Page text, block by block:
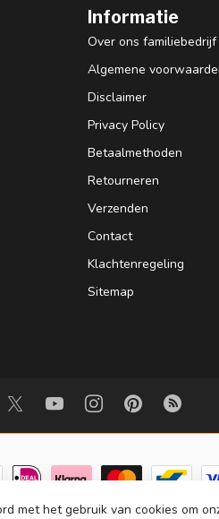
Informatie
Over ons familiebedrijf
Algemene
Disclaimer
Privacy Policy
Betaalmethoden
Retourneren
Verzenden
Contact
Klachtenregeling
Sitemap
2026 Strijkinstrumentenshop.nl
met het gebruik van cookies om